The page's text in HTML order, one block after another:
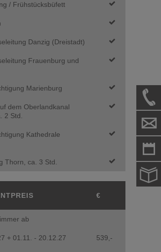
/ Frühstücksbüfett
Danzig (Dreistadt)
Frauenburg und
Marienburg
dem Oberlandkanal
2 Std.
Kathedrale
Thorn, ca. 3 Std.
€
ab
+ 01.11. - 20.12.27 539,-